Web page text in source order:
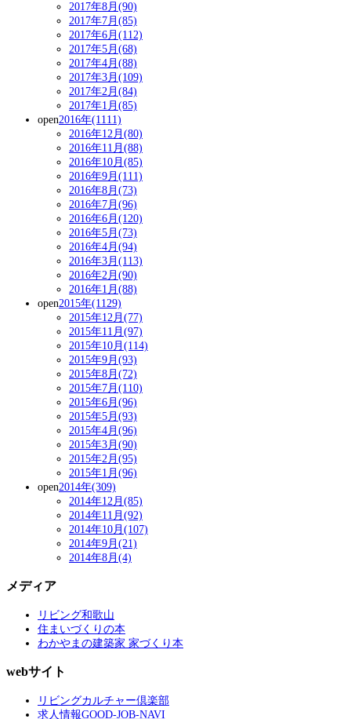
2017年8月(90)
2017年7月(85)
2017年6月(112)
2017年5月(68)
2017年4月(88)
2017年3月(109)
2017年2月(84)
2017年1月(85)
open2016年(1111)
2016年12月(80)
2016年11月(88)
2016年10月(85)
2016年9月(111)
2016年8月(73)
2016年7月(96)
2016年6月(120)
2016年5月(73)
2016年4月(94)
2016年3月(113)
2016年2月(90)
2016年1月(88)
open2015年(1129)
2015年12月(77)
2015年11月(97)
2015年10月(114)
2015年9月(93)
2015年8月(72)
2015年7月(110)
2015年6月(96)
2015年5月(93)
2015年4月(96)
2015年3月(90)
2015年2月(95)
2015年1月(96)
open2014年(309)
2014年12月(85)
2014年11月(92)
2014年10月(107)
2014年9月(21)
2014年8月(4)
メディア
リビング和歌山
住まいづくりの本
わかやまの建築家 家づくり本
webサイト
リビングカルチャー倶楽部
求人情報GOOD-JOB-NAVI